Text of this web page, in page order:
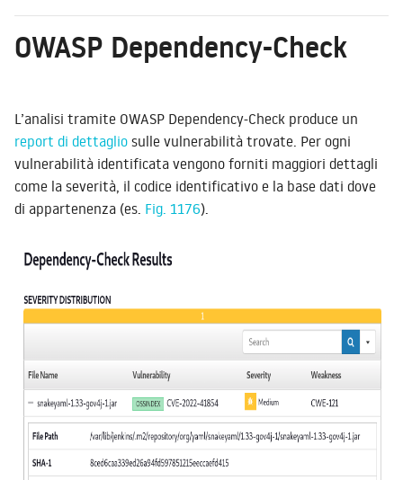
OWASP Dependency-Check
L’analisi tramite OWASP Dependency-Check produce un
report di dettaglio sulle vulnerabilità trovate. Per ogni
vulnerabilità identificata vengono forniti maggiori dettagli
come la severità, il codice identificativo e la base dati dove
di appartenenza (es. Fig. 1176).